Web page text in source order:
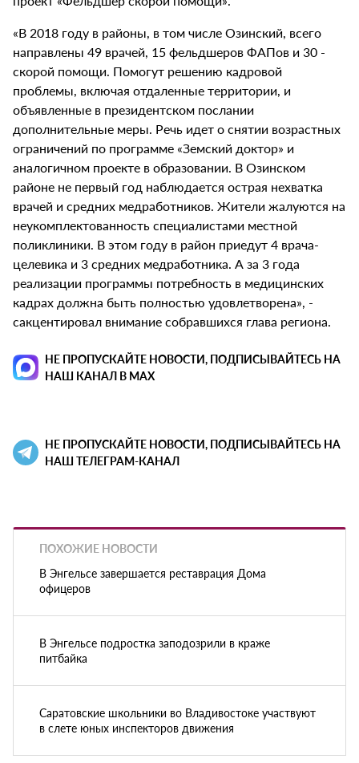
«В 2018 году в районы, в том числе Озинский, всего
направлены 49 врачей, 15 фельдшеров ФАПов и 30 -
скорой помощи. Помогут решению кадровой
проблемы, включая отдаленные территории, и
объявленные в президентском послании
дополнительные меры. Речь идет о снятии возрастных
ограничений по программе «Земский доктор» и
аналогичном проекте в образовании. В Озинском
районе не первый год наблюдается острая нехватка
врачей и средних медработников. Жители жалуются на
неукомплектованность специалистами местной
поликлиники. В этом году в район приедут 4 врача-
целевика и 3 средних медработника. А за 3 года
реализации программы потребность в медицинских
кадрах должна быть полностью удовлетворена», -
сакцентировал внимание собравшихся глава региона.
НЕ ПРОПУСКАЙТЕ НОВОСТИ, ПОДПИСЫВАЙТЕСЬ НА
НАШ КАНАЛ В MAX
НЕ ПРОПУСКАЙТЕ НОВОСТИ, ПОДПИСЫВАЙТЕСЬ НА
НАШ ТЕЛЕГРАМ-КАНАЛ
ПОХОЖИЕ НОВОСТИ
В Энгельсе завершается реставрация Дома
офицеров
В Энгельсе подростка заподозрили в краже
питбайка
Саратовские школьники во Владивостоке участвуют
в слете юных инспекторов движения